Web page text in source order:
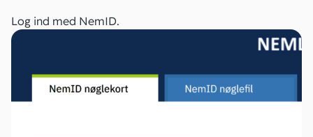
Log ind med NemID.